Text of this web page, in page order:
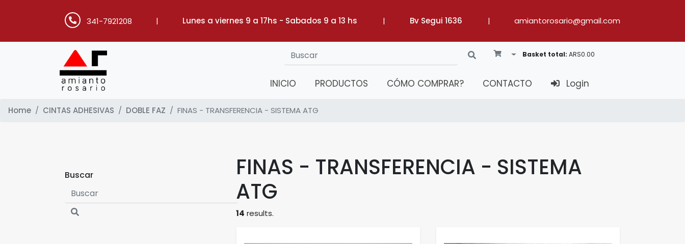
341-7921208 | Lunes a viernes 9 a 17hs - Sabados 9 a 13 hs | Bv Segui 1636 | amiantorosario@gmail.com
Toggle Dropdown
Basket total: ARS0.00
INICIO PRODUCTOS CÓMO COMPRAR? CONTACTO Login
Home CINTAS ADHESIVAS DOBLE FAZ FINAS - TRANSFERENCIA - SISTEMA ATG
Buscar
FINAS - TRANSFERENCIA - SISTEMA
ATG
14 results.